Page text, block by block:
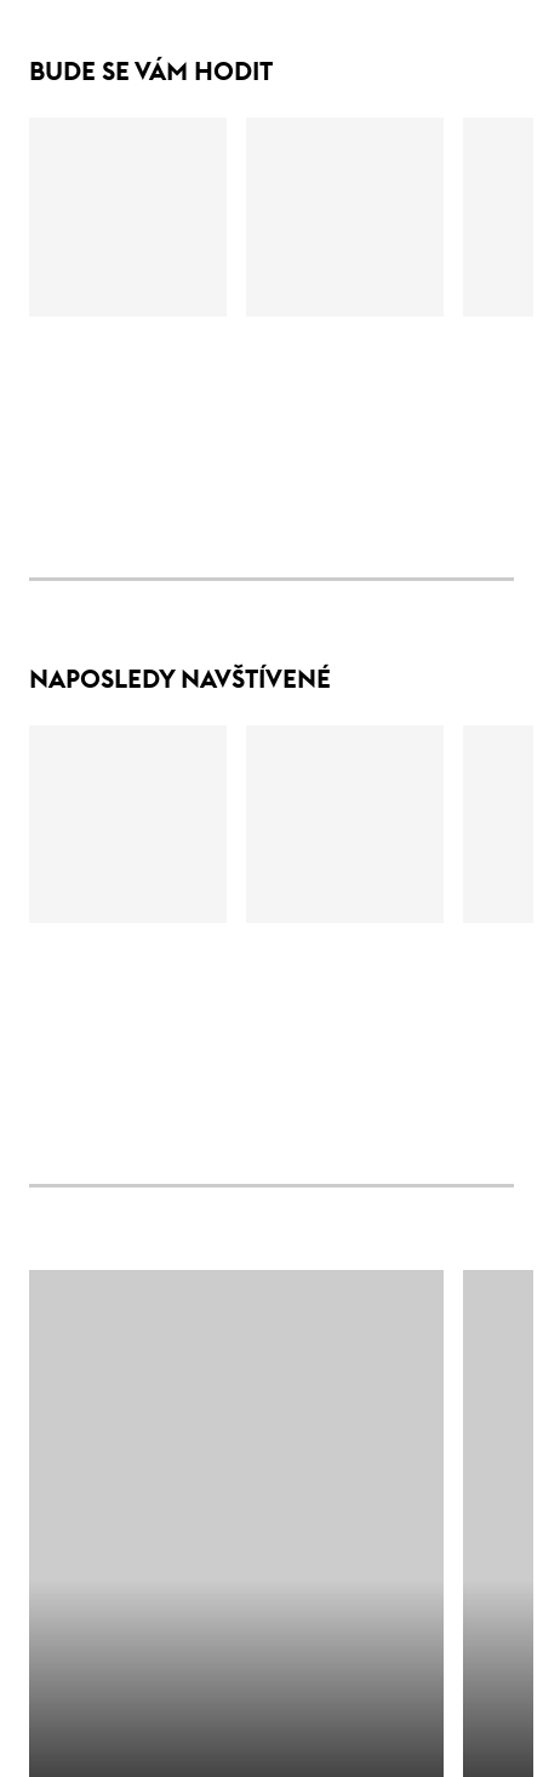
BUDE SE VÁM HODIT
NAPOSLEDY NAVŠTÍVENÉ